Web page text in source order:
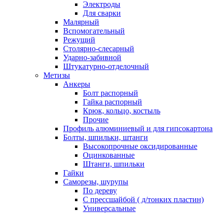
Электроды
Для сварки
Малярный
Вспомогательный
Режущий
Столярно-слесарный
Ударно-забивной
Штукатурно-отделочный
Метизы
Анкеры
Болт распорный
Гайка распорный
Крюк, кольцо, костыль
Прочие
Профиль алюминиевый и для гипсокартона
Болты, шпильки, штанги
Высокопрочные оксидированные
Оцинкованные
Штанги, шпильки
Гайки
Саморезы, шурупы
По дереву
С прессшайбой ( д/тонких пластин)
Универсальные